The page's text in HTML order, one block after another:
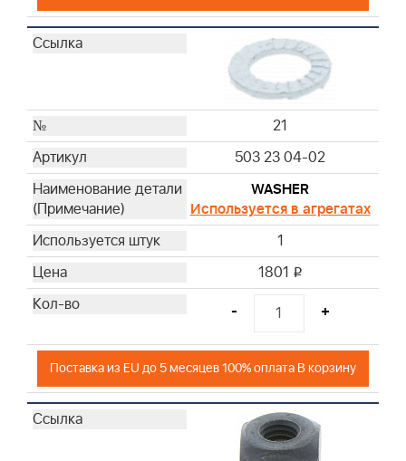
21
503 23 04-02
WASHER
Используется в агрегатах
1
1801 i
- +
Поставка из EU до 5 месяцев 100% оплата В корзину